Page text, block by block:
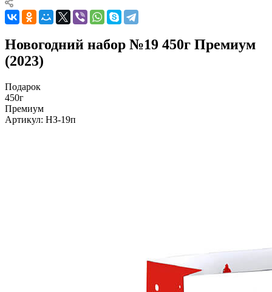
Новогодний набор №19 450г Премиум
(2023)
Подарок
450г
Премиум
Артикул: НЗ-19п